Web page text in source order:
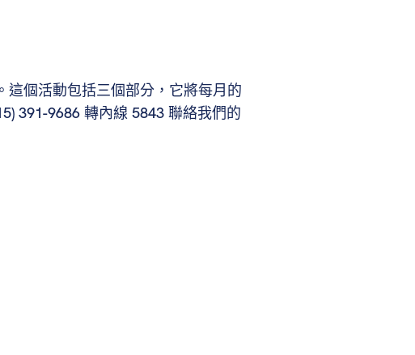
個活動包括三個部分，它將每月的
391-9686 轉內線 5843 聯絡我們的